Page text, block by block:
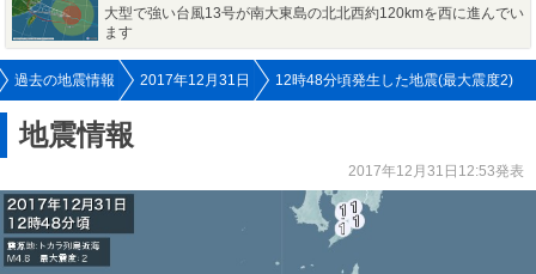
大型で強い台風13号が南大東島の北北西約120kmを西に進んでい
ます
過去の地震情報 2017年12月31日 12時48分頃発生した地震(最大震度2)
地震情報
2017年12月31日12:53発表